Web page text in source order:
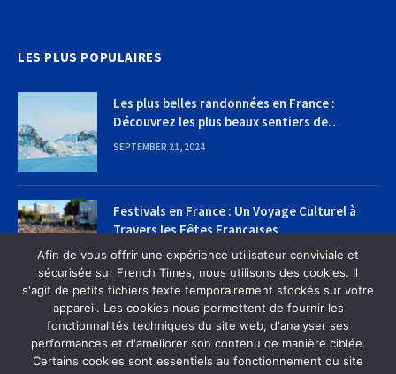
LES PLUS POPULAIRES
Les plus belles randonnées en France :
Découvrez les plus beaux sentiers de
randonnée
SEPTEMBER 21, 2024
Festivals en France : Un Voyage Culturel à
Travers les Fêtes Françaises
SEPTEMBER 22, 2024
Afin de vous offrir une expérience utilisateur conviviale et
sécurisée sur French Times, nous utilisons des cookies. Il
s'agit de petits fichiers texte temporairement stockés sur votre
appareil. Les cookies nous permettent de fournir les
fonctionnalités techniques du site web, d'analyser ses
performances et d'améliorer son contenu de manière ciblée.
Certains cookies sont essentiels au fonctionnement du site